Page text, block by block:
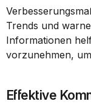
Trends und
Informationen
vorzunehmen,
Effektive